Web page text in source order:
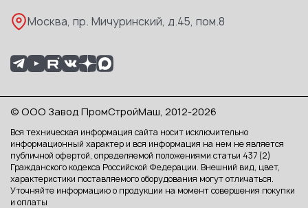
Москва, пр. Мичуринский, д.45, пом.8
© ООО Завод ПромСтройМаш, 2012-2026
Вся техническая информация сайта носит исключительно
информационный характер и вся информация на нем не является
публичной офертой, определяемой положениями статьи 437 (2)
Гражданского кодекса Российской Федерации. Внешний вид, цвет,
характеристики поставляемого оборудования могут отличаться.
Уточняйте информацию о продукции на момент совершения покупки
и оплаты